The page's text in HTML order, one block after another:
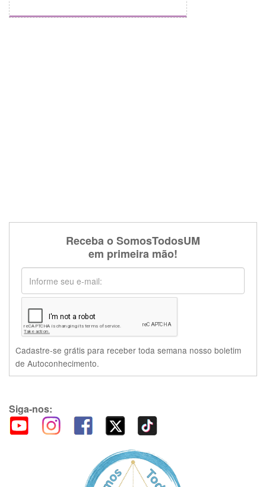
Receba o SomosTodosUM
em primeira mão!
Cadastre-se grátis para receber toda semana nosso boletim
de Autoconhecimento.
Siga-nos: